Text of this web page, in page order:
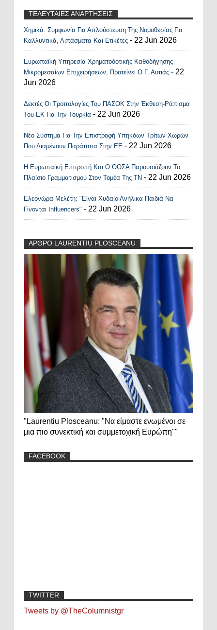
ΤΕΛΕΥΤΑΙΕΣ ΑΝΑΡΤΗΣΕΙΣ
Recent Posts Widget
Χημικά: Συμφωνία Για Απλούστευση Της Νομοθεσίας Για
Καλλυντικά, Λιπάσματα Και Ετικέτες - 22 Jun 2026
Ευρωπαϊκή Υπηρεσία Χρηματοδοτικής Καθοδήγησης
Μικρομεσαίων Επιχειρήσεων, Προτείνει Ο Γ. Αυτιάς - 22
Jun 2026
Δεκτές Οι Τροπολογίες Του ΠΑΣΟΚ Στην Έκθεση-Ράπισμα
Του ΕΚ Για Την Τουρκία - 22 Jun 2026
Νέο Σύστημα Για Την Επιστροφή Υπηκόων Τρίτων Χωρών
Που Διαμένουν Παράτυπα Στην ΕΕ - 22 Jun 2026
Η Ευρωπαϊκή Επιτροπή Και Ο ΟΟΣΑ Παρουσιάζουν Το
Πλαίσιο Γραμματισμού Στον Τομέα Της ΤΝ - 22 Jun 2026
Ελεονώρα Μελέτη: "Είναι Χυδαίο Ανήλικα Παιδιά Να
Γίνονται Influencers" - 22 Jun 2026
ΑΡΘΡΟ LAURENTIU PLOSCEANU
"Laurentiu Plosceanu: "Να είμαστε ενωμένοι σε
μια πιο συνεκτική και συμμετοχική Ευρώπη""
FACEBOOK
TWITTER
Tweets by @TheColumnistgr